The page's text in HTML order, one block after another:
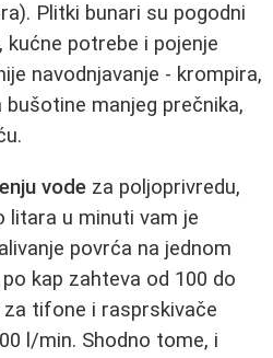
Plitki bunari su pogodni
kućne potrebe i pojenje
navodnjavanje - krompira,
bušotine manjeg prečnika,
vode za poljoprivredu,
litara u minuti vam je
povrća na jednom
kap zahteva od 100 do
tifone i rasprskivače
l/min. Shodno tome, i